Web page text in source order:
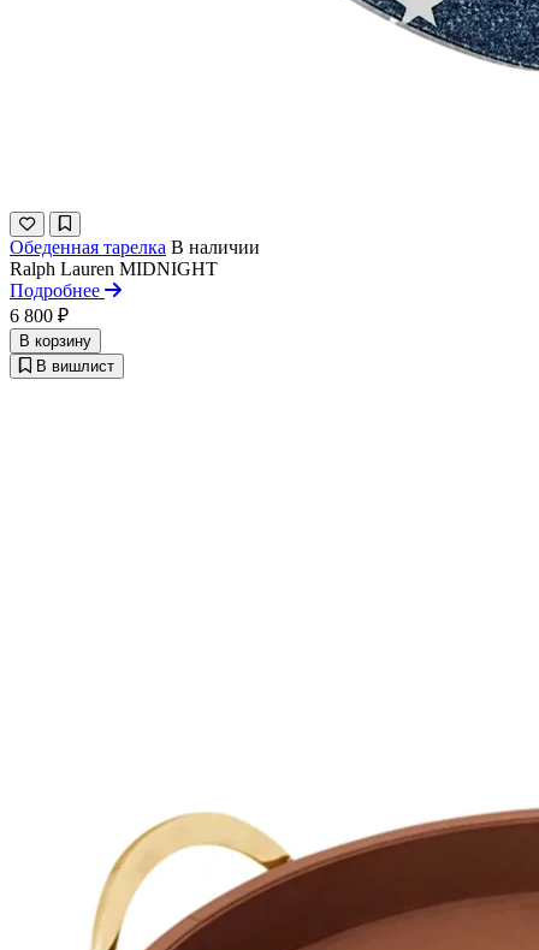
Обеденная тарелка В наличии
Ralph Lauren MIDNIGHT
Подробнее
6 800 ₽
В корзину
В вишлист